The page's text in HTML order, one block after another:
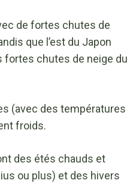
de fortes chutes de
que l’est du Japon
fortes chutes de neige du
(avec des températures
froids.
des étés chauds et
ou plus) et des hivers